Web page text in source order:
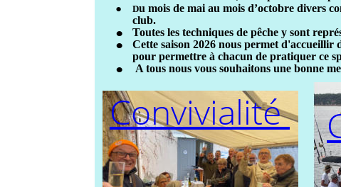
Convivialité
• Du mois de mai au mois d’octobre divers
club.
• Toutes les techniques de pêche y sont
•
Cette saison 2026 nous permet
pour permettre à chacun de pratiquer ce
• A tous nous vous souhaitons une bonne